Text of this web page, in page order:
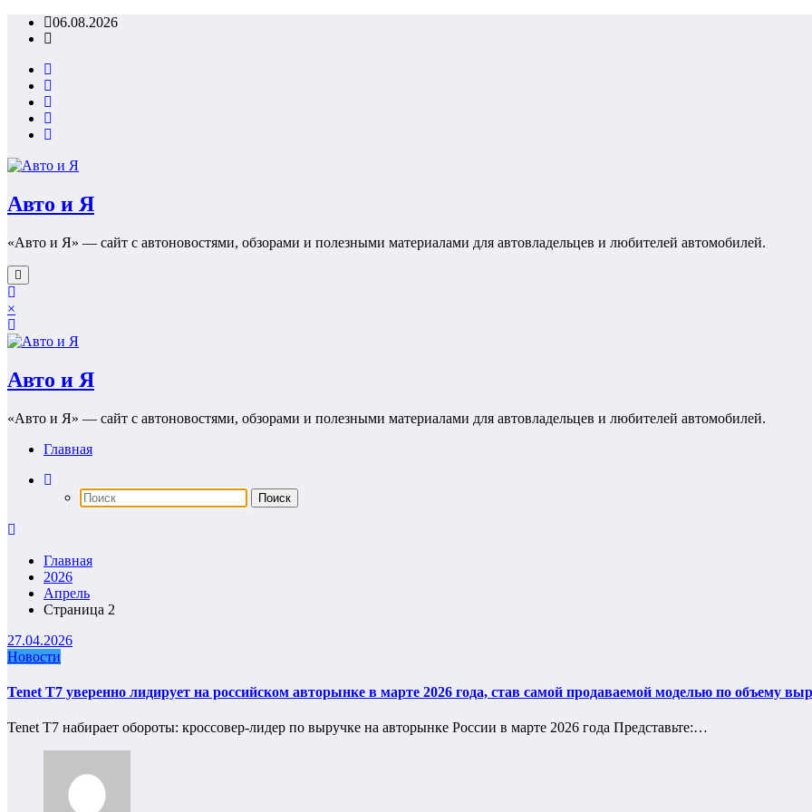
Перейти06.08.2026
Авто и Я
«Авто и Я» — сайт с автоновостями, обзорами и полезными материалами для автовладельцев и любителей автомобилей.
×
Авто и Я
«Авто и Я» — сайт с автоновостями, обзорами и полезными материалами для автовладельцев и любителей автомобилей.
Главная
Главная
2026
Апрель
Страница 2
27.04.2026
Новости
Tenet T7 уверенно лидирует на российском авторынке в марте 2026 года, став самой продаваемой моделью по объему
Tenet T7 набирает обороты: кроссовер-лидер по выручке на авторынке России в марте 2026 года Представьте:…